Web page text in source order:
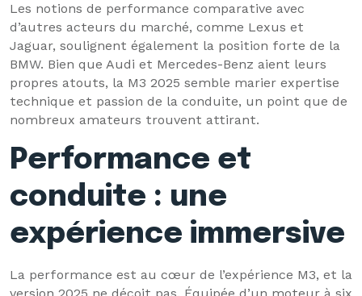
Les notions de performance comparative avec
d’autres acteurs du marché, comme Lexus et
Jaguar, soulignent également la position forte de la
BMW. Bien que Audi et Mercedes-Benz aient leurs
propres atouts, la M3 2025 semble marier expertise
technique et passion de la conduite, un point que de
nombreux amateurs trouvent attirant.
Performance et
conduite : une
expérience immersive
La performance est au cœur de l’expérience M3, et la